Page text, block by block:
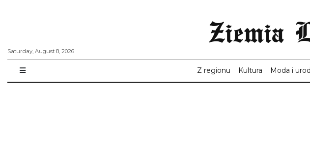
Saturday, August 8, 2026
Ziemia
Z regionu Kultura Moda i